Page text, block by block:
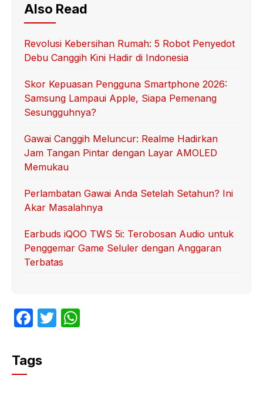
Also Read
Revolusi Kebersihan Rumah: 5 Robot Penyedot
Debu Canggih Kini Hadir di Indonesia
Skor Kepuasan Pengguna Smartphone 2026:
Samsung Lampaui Apple, Siapa Pemenang
Sesungguhnya?
Gawai Canggih Meluncur: Realme Hadirkan
Jam Tangan Pintar dengan Layar AMOLED
Memukau
Perlambatan Gawai Anda Setelah Setahun? Ini
Akar Masalahnya
Earbuds iQOO TWS 5i: Terobosan Audio untuk
Penggemar Game Seluler dengan Anggaran
Terbatas
F
c
e
T
Tags